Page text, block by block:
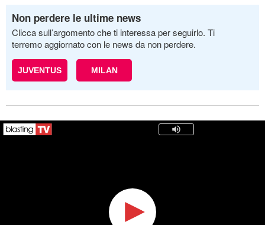
Non perdere le ultime news
Clicca sull’argomento che ti interessa per seguirlo. Ti
terremo aggiornato con le news da non perdere.
JUVENTUS MILAN